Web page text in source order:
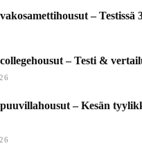
– Testissä
– Testi &
– Kesän